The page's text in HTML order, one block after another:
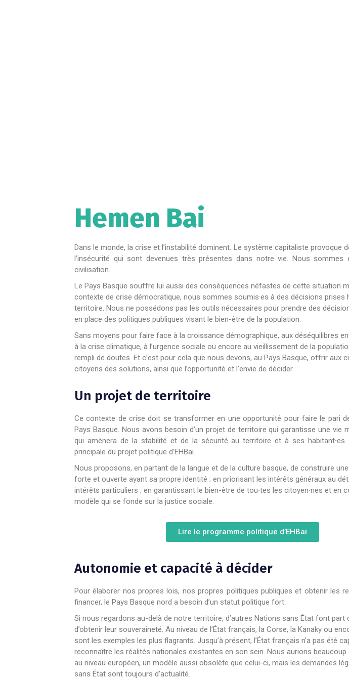
Hemen Bai
Dans le monde, la crise et l’instabilité dominent. Le système capitaliste provoque
l’insécurité qui sont devenues très présentes dans notre vie. Nous sommes
civilisation.
Le Pays Basque souffre lui aussi des conséquences néfastes de cette situation
contexte de crise démocratique, nous sommes soumis·es à des décisions prises
territoire. Nous ne possédons pas les outils nécessaires pour prendre des
en place des politiques publiques visant le bien-être de la population.
Sans moyens pour faire face à la croissance démographique, aux déséquilibres
à la crise climatique, à l’urgence sociale ou encore au vieillissement de la
rempli de doutes. Et c’est pour cela que nous devons, au Pays Basque, offrir aux
citoyens des solutions, ainsi que l’opportunité et l’envie de décider.
Un projet de territoire
Ce contexte de crise doit se transformer en une opportunité pour faire le pari
Pays Basque. Nous avons besoin d’un projet de territoire qui garantisse une vie
qui amènera de la stabilité et de la sécurité au territoire et à ses habitant⸱es.
principale du projet politique d’EHBai.
Nous proposons, en partant de la langue et de la culture basque, de construire
forte et ouverte ayant sa propre identité ; en priorisant les intérêts généraux au
intérêts particuliers ; en garantissant le bien-être de tou⸱tes les citoyen⸱nes et en
modèle qui se fonde sur la justice sociale.
Lire le programme politique d’EHBai
Autonomie et capacité à décider
Pour élaborer nos propres lois, nos propres politiques publiques et obtenir les
financer, le Pays Basque nord a besoin d’un statut politique fort.
Si nous regardons au-delà de notre territoire, d’autres Nations sans État font part
d’obtenir leur souveraineté. Au niveau de l’État français, la Corse, la Kanaky ou
sont les exemples les plus flagrants. Jusqu’à présent, l’État français n’a pas été
reconnaître les réalités nationales existantes en son sein. Nous aurions beaucoup
au niveau européen, un modèle aussi obsolète que celui-ci, mais les demandes
sans État sont toujours d’actualité.